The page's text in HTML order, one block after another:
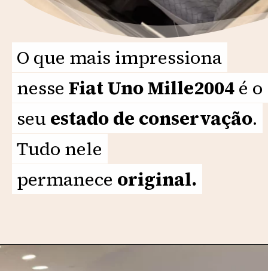
O que mais impressiona
nesseFiat Uno Mille2004é o
seu estado de conservação.
Tudo nele
permanece original.
O que mais impressiona
nesseFiat Uno Mille2004é o
seu estado de conservação.
Tudo nele
permanece original.
Opening